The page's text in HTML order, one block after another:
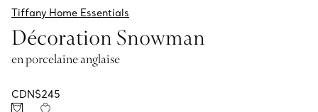
Tiffany Home Essentials
Décoration Snowman
en porcelaine anglaise
CDN$245